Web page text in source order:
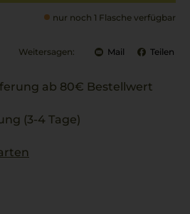
nur noch 1 Flasche verfügbar
Weitersagen: Mail Teilen
ab 80€ Bestellwert
(3-4 Tage)